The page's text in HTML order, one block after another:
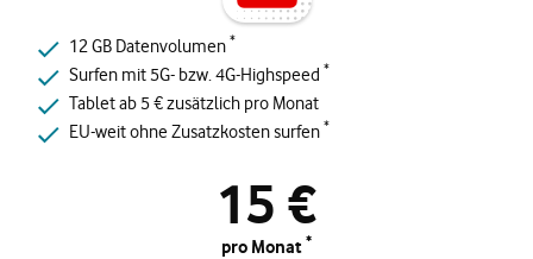
12 GB Datenvolumen *
Surfen mit 5G- bzw. 4G-Highspeed *
Tablet ab 5 € zusätzlich pro Monat
EU-weit ohne Zusatzkosten surfen *
15 €
pro Monat *